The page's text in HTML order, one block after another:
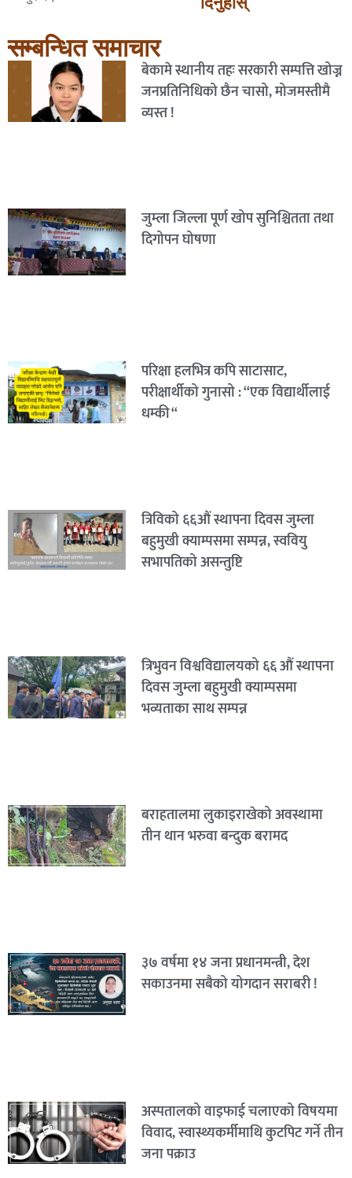
सम्बन्धित समाचार
बेकामे स्थानीय तहः सरकारी सम्पत्ति खोज्न
जनप्रतिनिधिको छैन चासो, मोजमस्तीमै
व्यस्त !
जुम्ला जिल्ला पूर्ण खोप सुनिश्चितता तथा
दिगोपन घोषणा
परिक्षा हलभित्र कपि साटासाट,
परीक्षार्थीको गुनासो : “एक विद्यार्थीलाई
धम्की “
त्रिविको ६६औं स्थापना दिवस जुम्ला
बहुमुखी क्याम्पसमा सम्पन्न, स्ववियु
सभापतिको असन्तुष्टि
त्रिभुवन विश्वविद्यालयको ६६ औं स्थापना
दिवस जुम्ला बहुमुखी क्याम्पसमा
भव्यताका साथ सम्पन्न
बराहतालमा लुकाइराखेको अवस्थामा
तीन थान भरुवा बन्दुक बरामद
३७ वर्षमा १४ जना प्रधानमन्त्री, देश
सकाउनमा सबैको योगदान सराबरी !
अस्पतालको वाइफाई चलाएको विषयमा
विवाद, स्वास्थ्यकर्मीमाथि कुटपिट गर्ने तीन
जना पक्राउ